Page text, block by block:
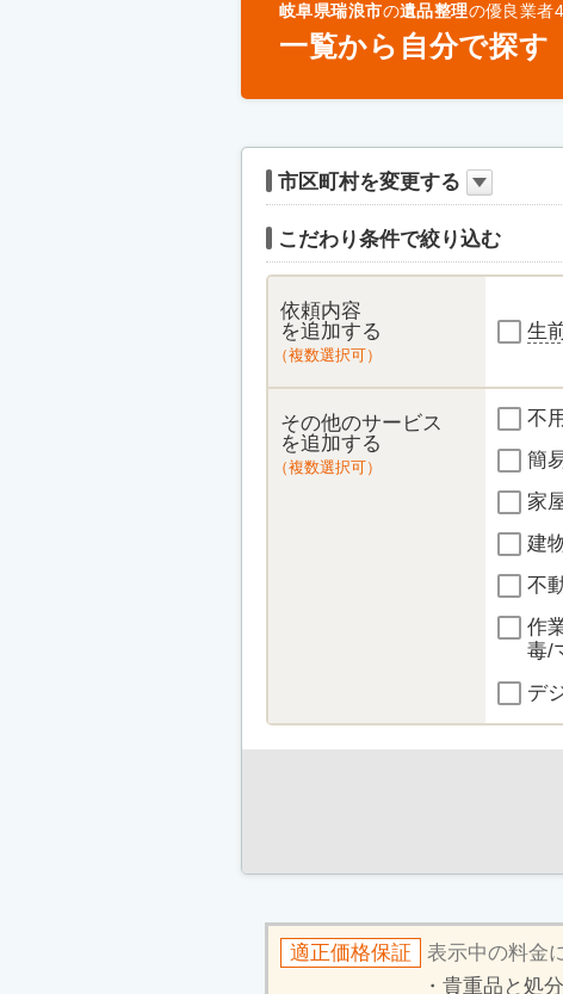
岐阜県瑞浪市の遺品整理の優良業者
一覧から自分で探す
市区町村を変更する
こだわり条件で絞り込む
依頼内容
を追加する
（複数選択可）
生
その他のサービス
を追加する
（複数選択可）
不
簡
家
建
不
作
毒/
デ
適正価格保証 表示中の料金
貴重品と処